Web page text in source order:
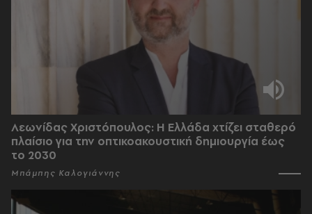
Λεωνίδας Χριστόπουλος: Η Ελλάδα χτίζει σταθερό
πλαίσιο για την οπτικοακουστική δημιουργία έως
το 2030
Μπάμπης Καλογιάννης